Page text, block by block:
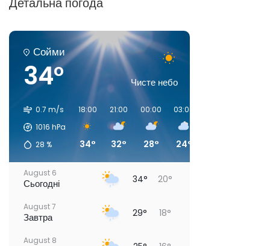
Сойми
34° Чисте небо
0.7 m/s
1016 hPa
28 %
18:00
34°
21:00
32°
00:00
28°
03:00
24°
August 6
Сьогодні 34° 20°
August 7
Завтра 29° 18°
August 8